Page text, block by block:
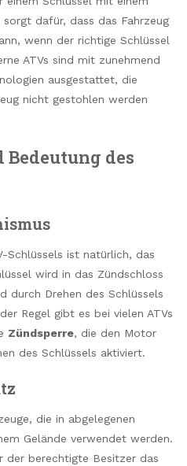
sorgt dafür, dass das Fahrzeug
wenn der richtige Schlüssel
ATVs sind mit zunehmend
ausgestattet, die
nicht gestohlen werden
des
Schlüssels ist natürlich, das
wird in das Zündschloss
durch Drehen des Schlüssels
Regel gibt es bei vielen ATVs
Zündsperre, die den Motor
des Schlüssels aktiviert.
die in abgelegenen
Gelände verwendet werden.
der berechtigte Besitzer das